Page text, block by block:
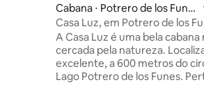
Cabana ⋅ Potrero de los Fune
s
Casa Luz, em Potrero de los
Luis.
A Casa Luz é uma bela cabana
cercada pela natureza.
excelente, a 600 metros do
Lago Potrero de los Funes.